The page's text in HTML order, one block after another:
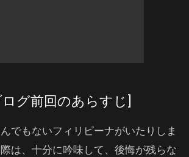
グ前回のあらすじ]
でもないフィリピーナがいたりしま
は、十分に吟味して、後悔が残らな